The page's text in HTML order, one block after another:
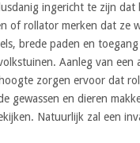
ingericht te zijn dat
of rollator merken dat ze
brede paden en
Aanleg van een
zorgen ervoor dat
gewassen en dieren
Natuurlijk zal een